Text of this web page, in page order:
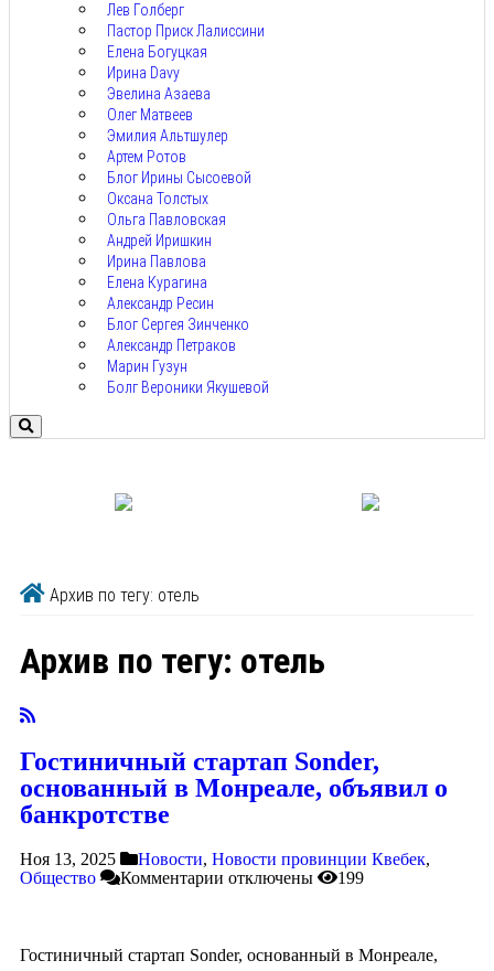
Лев Голберг
Пастор Приск Лалиссини
Елена Богуцкая
Ирина Davy
Эвелина Азаева
Олег Матвеев
Эмилия Альтшулер
Артем Ротов
Блог Ирины Сысоевой
Оксана Толстых
Ольга Павловская
Андрей Иришкин
Ирина Павлова
Елена Курагина
Александр Ресин
Блог Сергея Зинченко
Александр Петраков
Марин Гузун
Болг Вероники Якушевой
Архив по тегу: отель
Архив по тегу: отель
Гостиничный стартап Sonder,
основанный в Монреале, объявил о
банкротстве
Ноя 13, 2025 Новости, Новости провинции Квебек,
Общество
Комментарии отключены 199
Гостиничный стартап Sonder, основанный в Монреале,